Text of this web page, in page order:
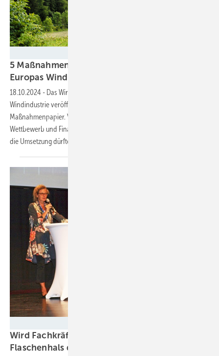
5 Maßnahmen sollen Deutschlands und
Europas Windindustrie
18.10.2024 - Das Wirtschaftsministerium und Vertreter der
Windindustrie veröffentlichen nach einem Treffen ein gemeinsames
Maßnahmenpapier. Vor allen in den Punkten Cybersicherheit, fairer
Wettbewerb und Finanzierung soll es Verbesserungen geben. Doch
die Umsetzung dürfte bei einigen Punkten nicht leicht
Wird Fachkräftemangel zum neuen
Flaschenhals der